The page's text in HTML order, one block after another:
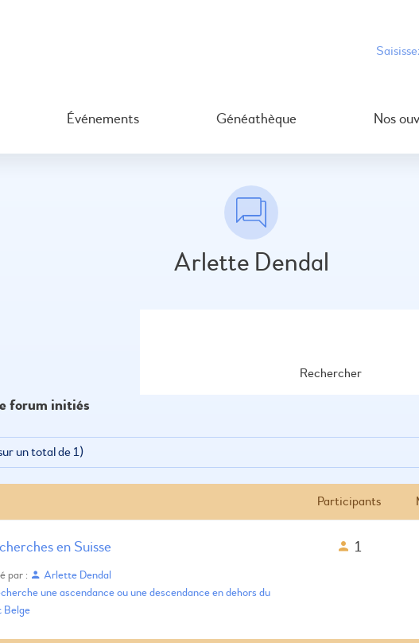
Événements Généathèque Nos
Arlette Dendal
forum initiés
un total de 1)
Participants
en Suisse
par :
Arlette Dendal
une ascendance ou une descendance en dehors du
Belge
1